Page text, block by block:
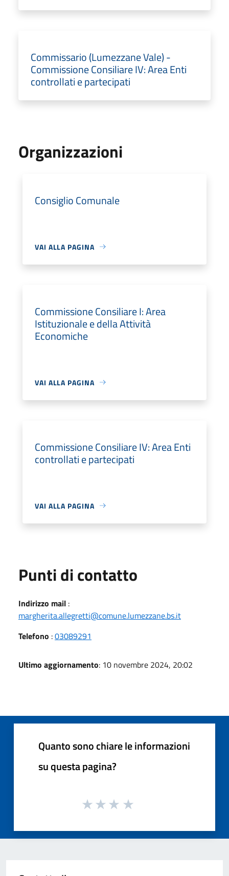
Commissario (Lumezzane Vale) -
Commissione Consiliare IV: Area Enti
controllati e partecipati
Organizzazioni
Consiglio Comunale
VAI ALLA PAGINA
Commissione Consiliare I: Area
Istituzionale e della Attività
Economiche
VAI ALLA PAGINA
Commissione Consiliare IV: Area Enti
controllati e partecipati
VAI ALLA PAGINA
Punti di contatto
Indirizzo mail :
margherita.allegretti@comune.lumezzane.bs.it
Telefono :03089291
Ultimo aggiornamento: 10 novembre 2024, 20:02
Quanto sono chiare le informazioni
su questa pagina?